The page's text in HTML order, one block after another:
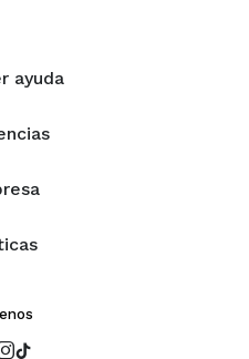
ayuda
